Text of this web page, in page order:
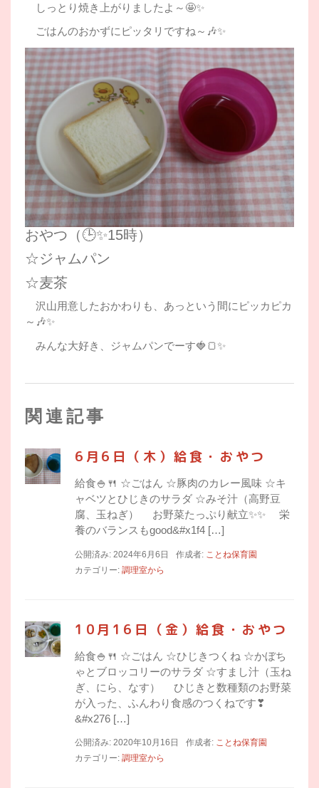
しっとり焼き上がりましたよ～🤩✨
ごはんのおかずにピッタリですね～🎶✨
おやつ（🕒✨15時）
☆ジャムパン
☆麦茶
沢山用意したおかわりも、あっという間にピッカピカ
～🎶✨
みんな大好き、ジャムパンでーす🍓🍞✨
関連記事
6月6日（木）給食・おやつ
給食🍚🍴 ☆ごはん ☆豚肉のカレー風味 ☆キ
ャベツとひじきのサラダ ☆みそ汁（高野豆
腐、玉ねぎ） お野菜たっぷり献立✨✨ 栄
養のバランスもgood&#x1f4 […]
公開済み: 2024年6月6日 作成者: ことね保育園
カテゴリー: 調理室から
10月16日（金）給食・おやつ
給食🍚🍴 ☆ごはん ☆ひじきつくね ☆かぼち
ゃとブロッコリーのサラダ ☆すまし汁（玉ね
ぎ、にら、なす） ひじきと数種類のお野菜
が入った、ふんわり食感のつくねです❣
&#x276 […]
公開済み: 2020年10月16日 作成者: ことね保育園
カテゴリー: 調理室から